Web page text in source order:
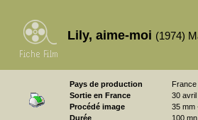
Lily, aime-moi (1974)
Pays de production
France
Sortie en France
30 avril
Procédé image
35 mm
Durée
100 mn